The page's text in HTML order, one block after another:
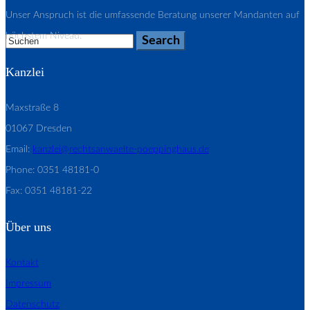
Unser Anspruch ist die umfassende Beratung unserer Mandanten auf
höchstem Niveau.
Kanzlei
Maxstraße 8
01067 Dresden
Email: kanzlei@rechtsanwaelte-poeppinghaus.de
Phone: 0351 48181-0
Fax: 0351 48181-22
Über uns
Kontakt
Impressum
Datenschutz